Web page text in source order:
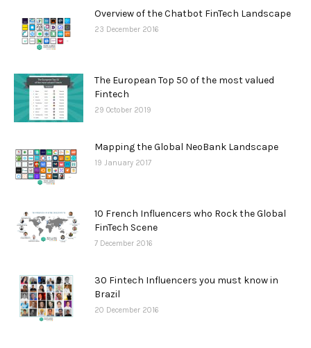
Overview of the Chatbot FinTech Landscape
23 December 2016
The European Top 50 of the most valued
Fintech
29 October 2019
Mapping the Global NeoBank Landscape
19 January 2017
10 French Influencers who Rock the Global
FinTech Scene
7 December 2016
30 Fintech Influencers you must know in
Brazil
20 December 2016